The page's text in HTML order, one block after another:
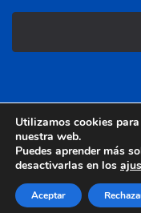
derechos reservados.
Aviso legal Política
Utilizamos cookies
nuestra web.
Puedes aprender más
desactivarlas en los
Aceptar